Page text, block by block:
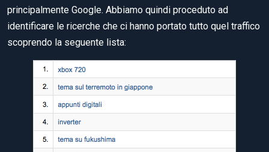
principalmente Google. Abbiamo quindi proceduto ad
identificare le ricerche che ci hanno portato tutto quel traffico
scoprendo la seguente lista: